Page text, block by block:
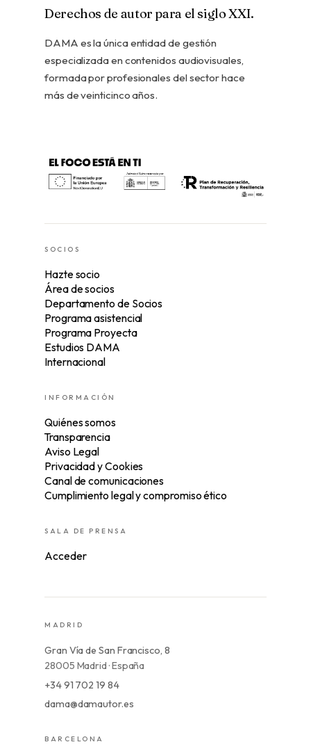
Derechos de autor para el siglo XXI.
DAMA es la única entidad de gestión
especializada en contenidos audiovisuales,
formada por profesionales del sector hace
más de veinticinco años.
SOCIOS
Hazte socio
Área de socios
Departamento de Socios
Programa asistencial
Programa Proyecta
Estudios DAMA
Internacional
INFORMACIÓN
Quiénes somos
Transparencia
Aviso Legal
Privacidad y Cookies
Canal de comunicaciones
Cumplimiento legal y compromiso ético
SALA DE PRENSA
Acceder
MADRID
Gran Vía de San Francisco, 8
28005 Madrid · España
+34 91 702 19 84
dama@damautor.es
BARCELONA